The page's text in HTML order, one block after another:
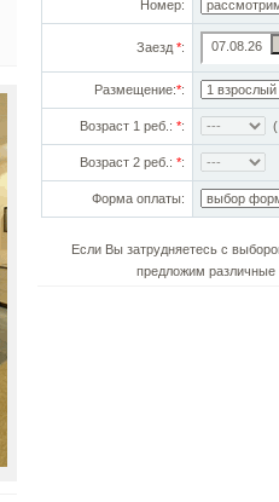
Номер:
Заезд *:
Размещение:*:
Возраст 1 реб.: *:
Возраст 2 реб.: *:
Форма оплаты:
Если Вы затрудняетесь с
предложим различные